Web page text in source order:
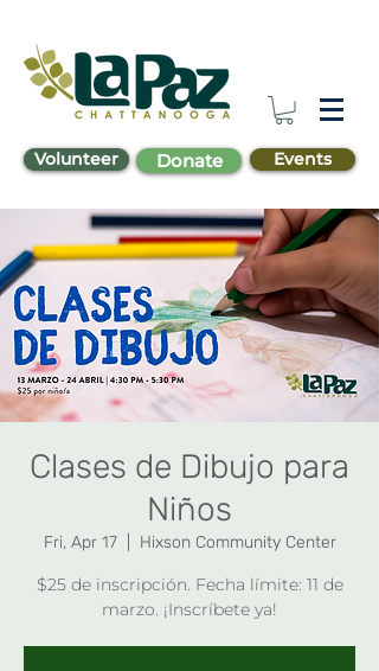
Volunteer Donate Events
Clases de Dibujo para
Niños
Fri, Apr 17
  |
Hixson Community Center
$25 de inscripción. Fecha límite: 11 de
marzo. ¡Inscríbete ya!